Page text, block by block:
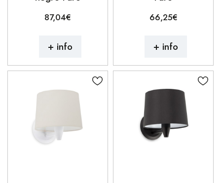
87,04€
+ info
66,25€
+ info